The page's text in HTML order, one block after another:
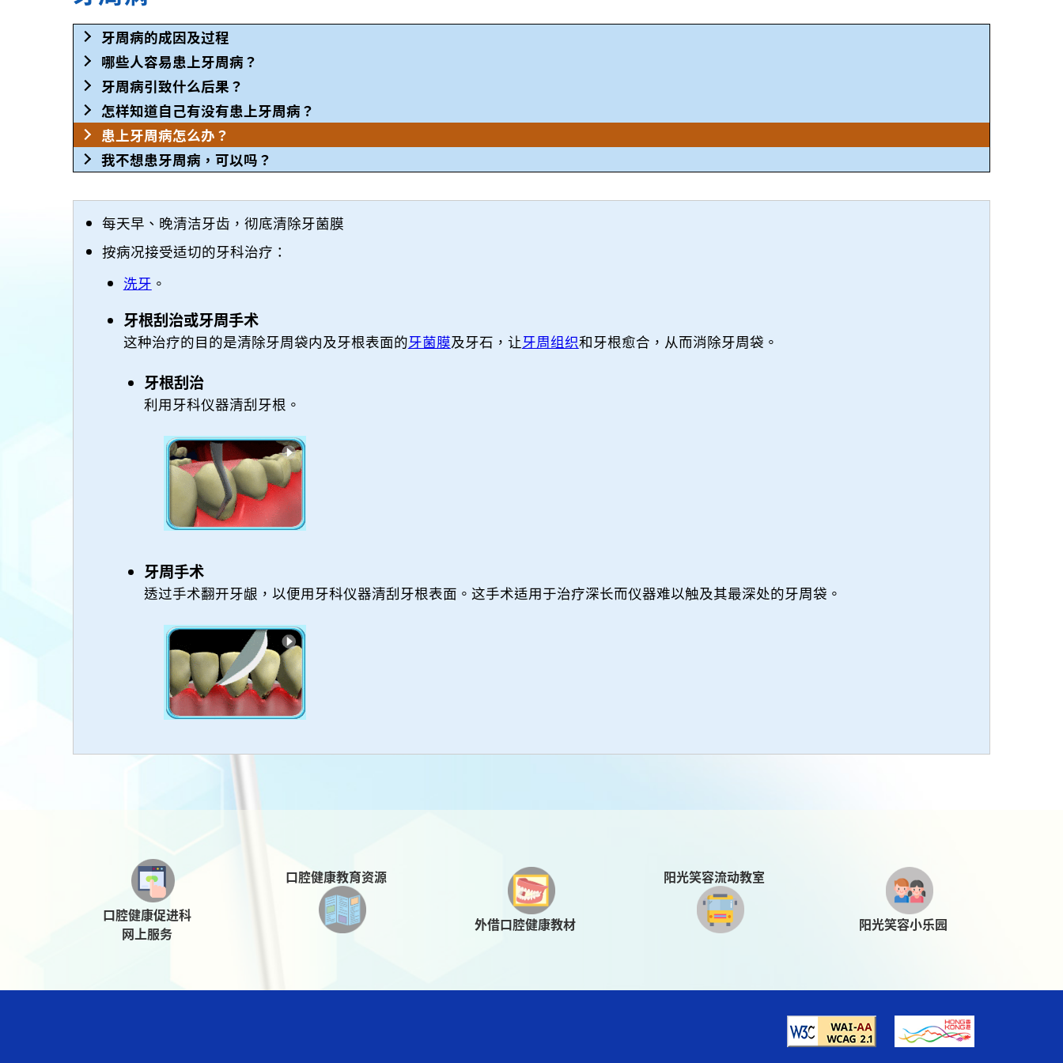
牙周病的成因及过程
哪些人容易患上牙周病？
牙周病引致什么后果？
怎样知道自己有没有患上牙周病？
患上牙周病怎么办？
我不想患牙周病，可以吗？
每天早、晚清洁牙齿，彻底清除牙菌膜
按病况接受适切的牙科治疗：
洗牙 。
牙根刮治或牙周手术
这种治疗的目的是清除牙周袋内及牙根表面的牙菌膜及牙石，让牙周组织和牙根愈合，从而消除牙周袋。
牙根刮治
利用牙科仪器清刮牙根。
牙周手术
透过手术翻开牙龈，以便用牙科仪器清刮牙根表面。这手术适用于治疗深长而仪器难以触及其最深处的牙周袋。
口腔健康促进科
网上服务
口腔健康教育资源
外借口腔健康教材
阳光笑容流动教室
阳光笑容小乐园